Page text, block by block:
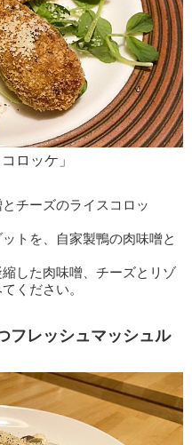
ロッケ」
チーズのライスコロッ
トを、自家製鴨の肉味噌と
した肉味噌、チーズとリゾ
ください。
フレッシュマッシュル